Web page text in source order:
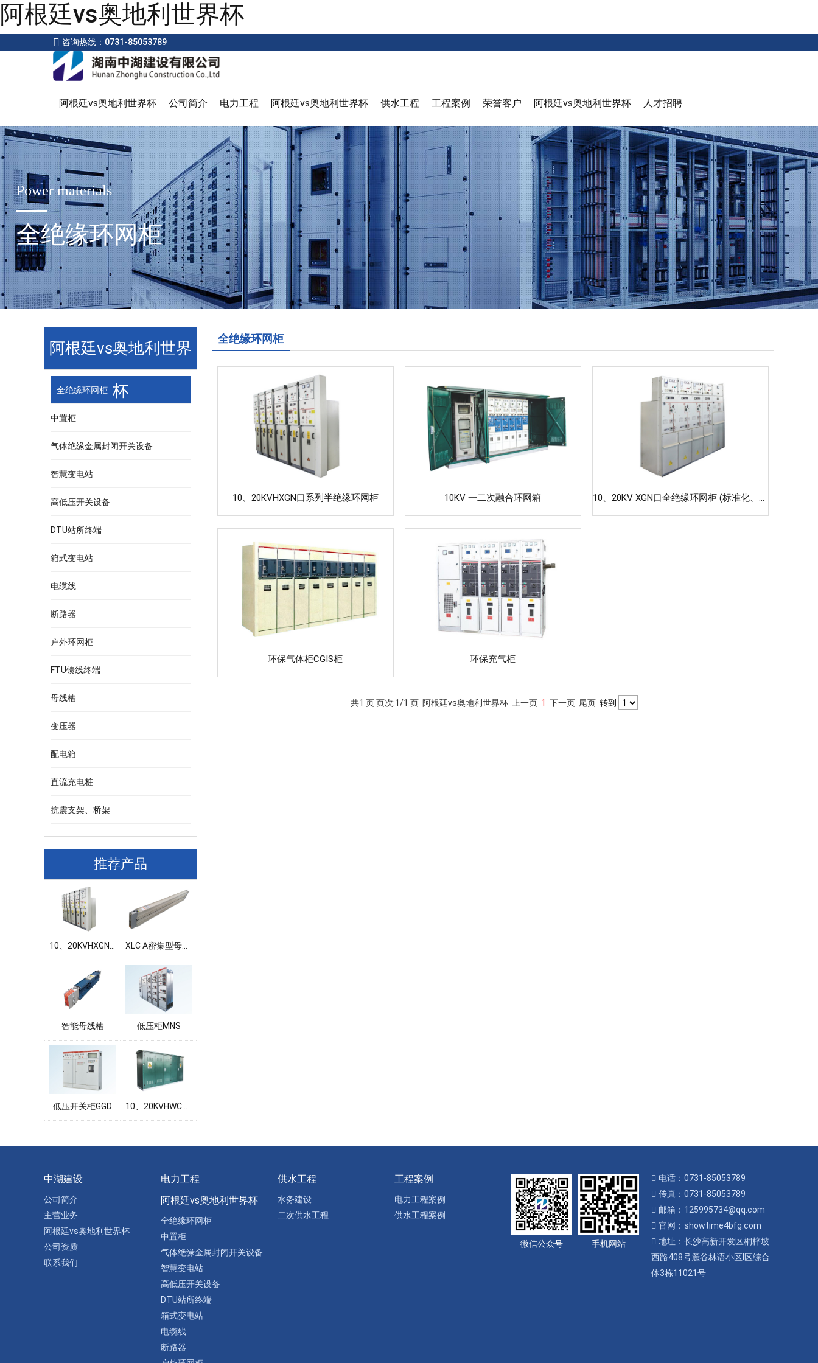
阿根廷vs奥地利世界杯
咨询热线：0731-85053789
阿根廷vs奥地利世界杯 公司简介 电力工程 阿根廷vs奥地利世界杯 供水工程 工程案例 荣誉客户 阿根廷vs奥地利世界杯 人才招聘
Power materials
全绝缘环网柜
阿根廷vs奥地利世界
杯
全绝缘环网柜
中置柜
气体绝缘金属封闭开关设备
智慧变电站
高低压开关设备
DTU站所终端
箱式变电站
电缆线
断路器
户外环网柜
FTU馈线终端
母线槽
变压器
配电箱
直流充电桩
抗震支架、桥架
推荐产品
智能母线槽 低压柜MNS
低压开关柜GGD
全绝缘环网柜
10、20KVHXGN口系列半绝缘环网柜 10KV 一二次融合环网箱 10、20KV XGN口全绝缘环网柜 (标准化、节能环保型)
环保气体柜CGIS柜 环保充气柜
共1 页 页次:1/1 页 阿根廷vs奥地利世界杯 上一页 1 下一页 尾页 转到
中湖建设
公司简介
主营业务
阿根廷vs奥地利世界杯
公司资质
联系我们
电力工程
阿根廷vs奥地利世界杯
全绝缘环网柜
中置柜
气体绝缘金属封闭开关设备
智慧变电站
高低压开关设备
DTU站所终端
箱式变电站
电缆线
断路器
供水工程
水务建设
二次供水工程
工程案例
电力工程案例
供水工程案例
微信公众号 手机网站
电话：0731-85053789
传真：0731-85053789
邮箱：125995734@qq.com
官网：showtime4bfg.com
地址：长沙高新开发区桐梓坡
西路408号麓谷林语小区I区综合
体3栋11021号